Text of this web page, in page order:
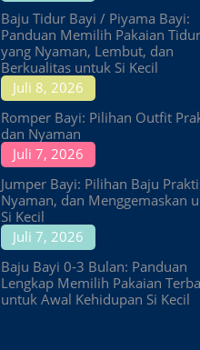
Baju Tidur Bayi / Piyama Bayi:
Panduan Memilih Pakaian Tidur
yang Nyaman, Lembut, dan
Berkualitas untuk Si Kecil
Juli 8, 2026
Romper Bayi: Pilihan Outfit
dan Nyaman
Juli 7, 2026
Jumper Bayi: Pilihan Baju
Nyaman, dan Menggemaskan
Si Kecil
Juli 7, 2026
Baju Bayi 0-3 Bulan: Panduan
Lengkap Memilih Pakaian
untuk Awal Kehidupan Si Kecil